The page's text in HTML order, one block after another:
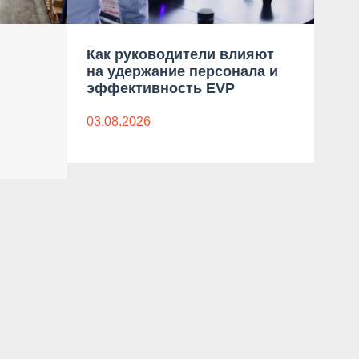
Как руководители влияют
на удержание персонала и
эффективность EVP
03.08.2026